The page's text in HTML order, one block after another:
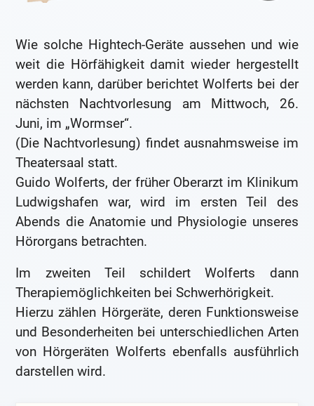
Wie solche Hightech-Geräte aussehen und wie
weit die Hörfähigkeit damit wieder hergestellt
werden kann, darüber berichtet Wolferts bei der
nächsten Nachtvorlesung am Mittwoch, 26.
Juni, im „Wormser“.
(Die Nachtvorlesung) findet ausnahmsweise im
Theatersaal statt.
Guido Wolferts, der früher Oberarzt im Klinikum
Ludwigshafen war, wird im ersten Teil des
Abends die Anatomie und Physiologie unseres
Hörorgans betrachten.
Im zweiten Teil schildert Wolferts dann
Therapiemöglichkeiten bei Schwerhörigkeit.
Hierzu zählen Hörgeräte, deren Funktionsweise
und Besonderheiten bei unterschiedlichen Arten
von Hörgeräten Wolferts ebenfalls ausführlich
darstellen wird.